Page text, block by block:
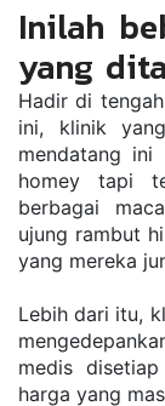
Inilah
yang
Hadir di
ini, klinik
mendatang ini
homey tapi
berbagai
ujung rambut
yang mereka
Lebih dari itu,
medis
harga yang